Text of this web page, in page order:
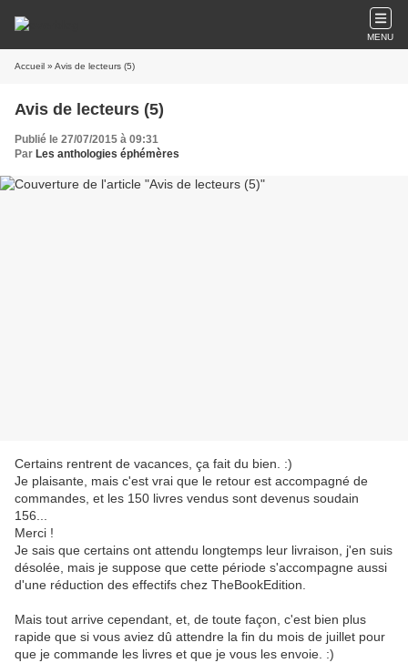
MENU
Accueil » Avis de lecteurs (5)
Avis de lecteurs (5)
Publié le 27/07/2015 à 09:31
Par Les anthologies éphémères
Certains rentrent de vacances, ça fait du bien. :)
Je plaisante, mais c'est vrai que le retour est accompagné de
commandes, et les 150 livres vendus sont devenus soudain
156...
Merci !
Je sais que certains ont attendu longtemps leur livraison, j'en suis
désolée, mais je suppose que cette période s'accompagne aussi
d'une réduction des effectifs chez TheBookEdition.
Mais tout arrive cependant, et, de toute façon, c'est bien plus
rapide que si vous aviez dû attendre la fin du mois de juillet pour
que je commande les livres et que je vous les envoie. :)